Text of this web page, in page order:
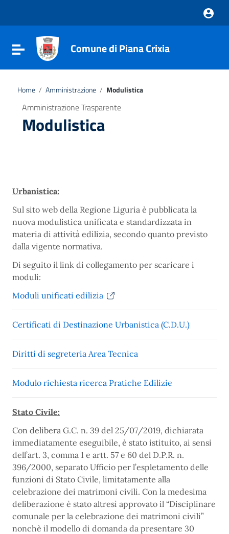
Vai al footer
Attiva / disattiva la navigazione
Comune di Piana Crixia
Home / Amministrazione / Modulistica
Amministrazione Trasparente
Modulistica
Urbanistica:
Sul sito web della Regione Liguria è pubblicata la
nuova modulistica unificata e standardizzata in
materia di attività edilizia, secondo quanto previsto
dalla vigente normativa.
Di seguito il link di collegamento per scaricare i
moduli:
Moduli unificati edilizia
Certificati di Destinazione Urbanistica (C.D.U.)
Diritti di segreteria Area Tecnica
Modulo richiesta ricerca Pratiche Edilizie
Stato Civile:
Con delibera G.C. n. 39 del 25/07/2019, dichiarata
immediatamente eseguibile, è stato istituito, ai sensi
dell’art. 3, comma 1 e artt. 57 e 60 del D.P.R. n.
396/2000, separato Ufficio per l’espletamento delle
funzioni di Stato Civile, limitatamente alla
celebrazione dei matrimoni civili. Con la medesima
deliberazione è stato altresì approvato il “Disciplinare
comunale per la celebrazione dei matrimoni civili”
nonchè il modello di domanda da presentare 30